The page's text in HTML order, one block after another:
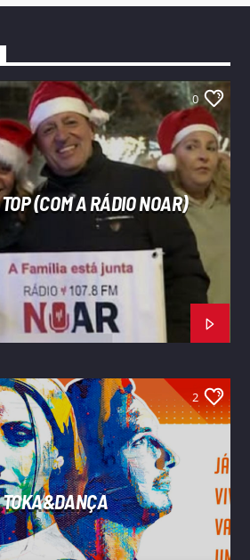
0
(COM A RÁDIO NOAR)
2
TOKA&DANÇA